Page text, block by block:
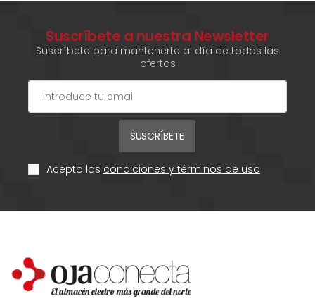
Suscríbete a nuestra Newsletter
Suscríbete para mantenerte al día de todas las
ofertas
SUSCRÍBETE
Acepto las condiciones y términos de uso